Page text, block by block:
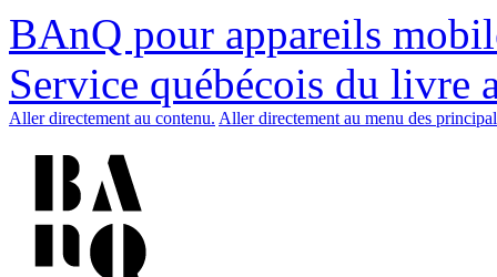
BAnQ pour appareils
Service québécois du livre
Aller directement au contenu. Aller directement au menu des